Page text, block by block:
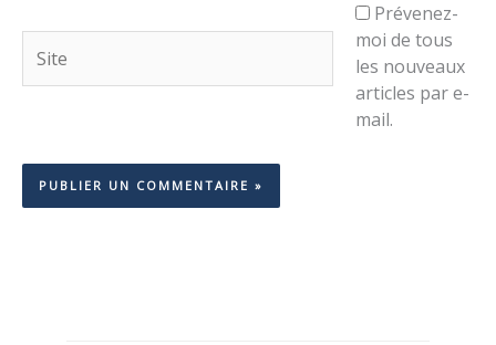
Prévenez-
moi de tous
les nouveaux
articles par e-
mail.